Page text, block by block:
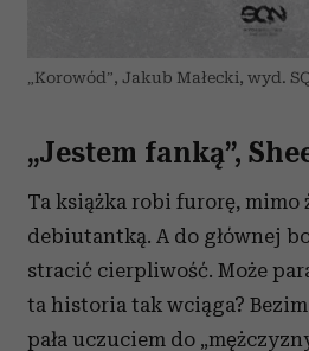
„Korowód”, Jakub Małecki, wyd.
„Jestem fanką”,
Ta książka robi furorę, mimo
debiutantką. A do głównej
stracić cierpliwość. Może
ta historia tak wciąga?
pała uczuciem do